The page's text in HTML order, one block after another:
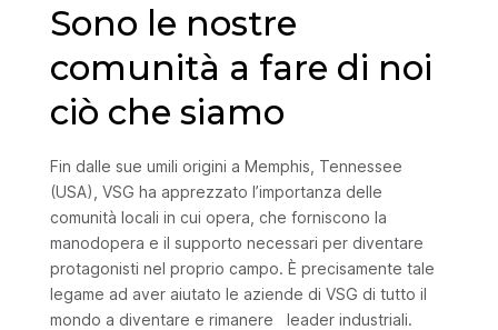
Sono le nostre
comunità a fare di noi
ciò che siamo
Fin dalle sue umili origini a Memphis, Tennessee
(USA), VSG ha apprezzato l’importanza delle
comunità locali in cui opera, che forniscono la
manodopera e il supporto necessari per diventare
protagonisti nel proprio campo. È precisamente tale
legame ad aver aiutato le aziende di VSG di tutto il
mondo a diventare e rimanere leader industriali.